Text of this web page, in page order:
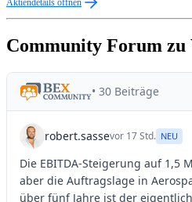
Aktiendetails öffnen
Community Forum zu